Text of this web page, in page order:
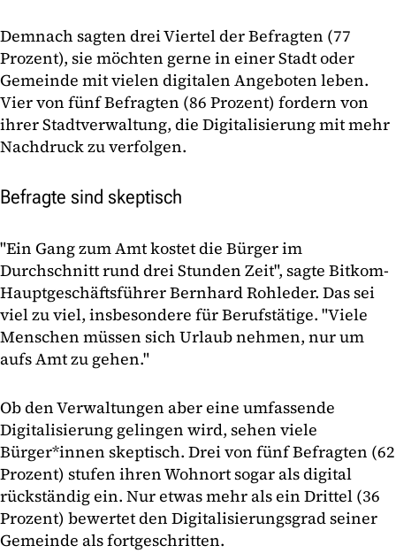
Demnach sagten drei Viertel der Befragten (77
Prozent), sie möchten gerne in einer Stadt oder
Gemeinde mit vielen digitalen Angeboten leben.
Vier von fünf Befragten (86 Prozent) fordern von
ihrer Stadtverwaltung, die Digitalisierung mit mehr
Nachdruck zu verfolgen.
Befragte sind skeptisch
"Ein Gang zum Amt kostet die Bürger im
Durchschnitt rund drei Stunden Zeit", sagte Bitkom-
Hauptgeschäftsführer Bernhard Rohleder. Das sei
viel zu viel, insbesondere für Berufstätige. "Viele
Menschen müssen sich Urlaub nehmen, nur um
aufs Amt zu gehen."
Ob den Verwaltungen aber eine umfassende
Digitalisierung gelingen wird, sehen viele
Bürger*innen skeptisch. Drei von fünf Befragten (62
Prozent) stufen ihren Wohnort sogar als digital
rückständig ein. Nur etwas mehr als ein Drittel (36
Prozent) bewertet den Digitalisierungsgrad seiner
Gemeinde als fortgeschritten.